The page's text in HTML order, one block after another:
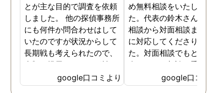
とが主な目的で調査を依頼
しました。 他の探偵事務所
にも何件か問合わせはして
いたのですが状況からして
長期戦も考えられたので、
金額を提示されそれが払え
ないとそもそも相談もでき
ない状態でした。 そんな中
google口コミより
め無料相談をいたしまし
た。代表の鈴木さんが電
相談から対面相談まです
に対応してくださりまし
た。対面相談でもとても
身になって相談に乗って
ださりすぐに契約といっ
こともなく金銭的な問題
google口コミ